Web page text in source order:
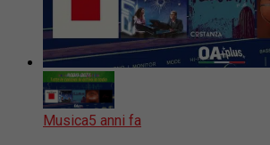
Musica5 anni fa